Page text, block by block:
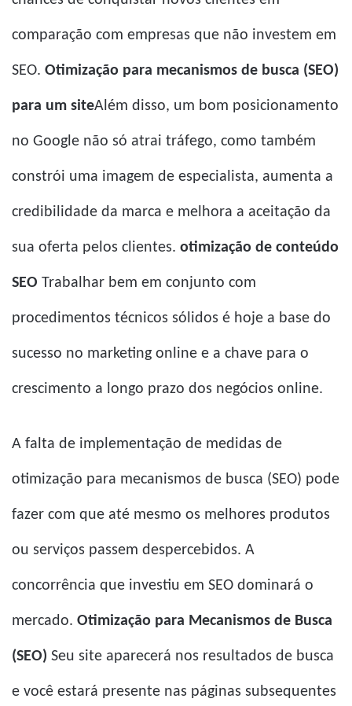
comparação com empresas que não investem em
SEO. Otimização para mecanismos de busca (SEO)
para um siteAlém disso, um bom posicionamento
no Google não só atrai tráfego, como também
constrói uma imagem de especialista, aumenta a
credibilidade da marca e melhora a aceitação da
sua oferta pelos clientes. otimização de conteúdo
SEO Trabalhar bem em conjunto com
procedimentos técnicos sólidos é hoje a base do
sucesso no marketing online e a chave para o
crescimento a longo prazo dos negócios online.
A falta de implementação de medidas de
otimização para mecanismos de busca (SEO) pode
fazer com que até mesmo os melhores produtos
ou serviços passem despercebidos. A
concorrência que investiu em SEO dominará o
mercado. Otimização para Mecanismos de Busca
(SEO) Seu site aparecerá nos resultados de busca
e você estará presente nas páginas subsequentes